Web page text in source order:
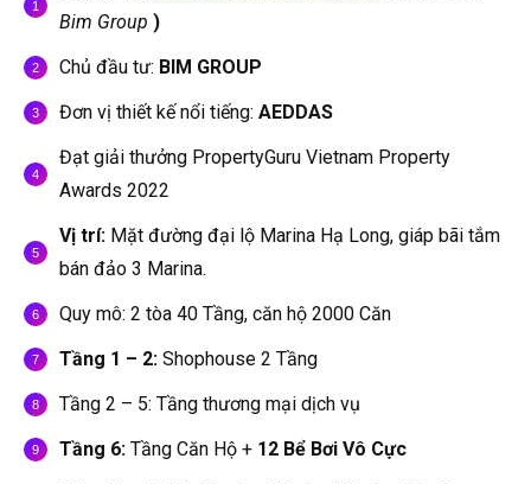
Bim Group )
Chủ đầu tư: BIM GROUP
Đơn vị thiết kế nổi tiếng: AEDDAS
Đạt giải thưởng PropertyGuru Vietnam Property
Awards 2022
Vị trí: Mặt đường đại lộ Marina Hạ Long, giáp bãi tắm
bán đảo 3 Marina.
Quy mô: 2 tòa 40 Tầng, căn hộ 2000 Căn
Tầng 1 – 2: Shophouse 2 Tầng
Tầng 2 – 5: Tầng thương mại dịch vụ
Tầng 6: Tầng Căn Hộ + 12 Bể Bơi Vô Cực